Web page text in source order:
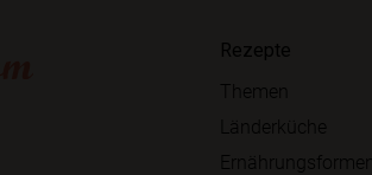
Rezepte
Themen
Länderküche
Ernährungsformen